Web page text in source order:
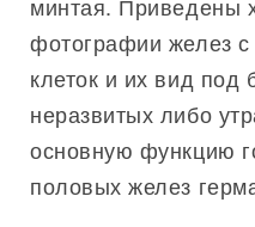
фотографии желез
клеток и их вид под
неразвитых либо
основную функцию
половых желез